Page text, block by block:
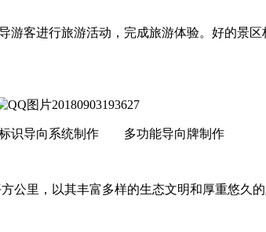
客进行旅游活动，完成旅游体验。好的景
标识导向系统制作 多功能导向牌制作
公里，以其丰富多样的生态文明和厚重悠久